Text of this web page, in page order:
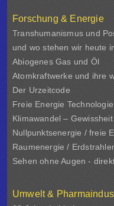
Forschung & Energie
Transhumanismus und
und wo stehen wir heute
Abiogenes Gas und Öl
Atomkraftwerke und ihre
Der Urzeitcode
Freie Energie
Klimawandel –
Nullpunktsenergie / freie
Raumenergie /
Sehen ohne Augen -
Umwelt &